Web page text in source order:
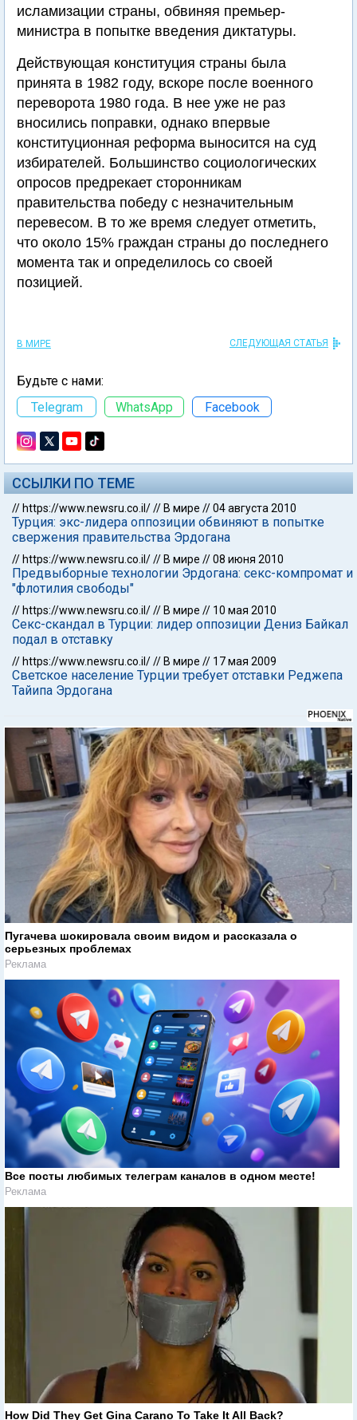
исламизации страны, обвиняя премьер-
министра в попытке введения диктатуры.
Действующая конституция страны была
принята в 1982 году, вскоре после военного
переворота 1980 года. В нее уже не раз
вносились поправки, однако впервые
конституционная реформа выносится на суд
избирателей. Большинство социологических
опросов предрекает сторонникам
правительства победу с незначительным
перевесом. В то же время следует отметить,
что около 15% граждан страны до последнего
момента так и определилось со своей
позицией.
В МИРЕ СЛЕДУЮЩАЯ СТАТЬЯ
Будьте с нами:
Telegram
WhatsApp Facebook
ССЫЛКИ ПО ТЕМЕ
// https://www.newsru.co.il/// В мире //04 августа 2010
Турция: экс-лидера оппозиции обвиняют в попытке
свержения правительства Эрдогана
// https://www.newsru.co.il/// В мире //08 июня 2010
Предвыборные технологии Эрдогана: секс-компромат и
"флотилия свободы"
// https://www.newsru.co.il/// В мире // 10 мая 2010
Секс-скандал в Турции: лидер оппозиции Дениз Байкал
подал в отставку
// https://www.newsru.co.il/// В мире // 17 мая 2009
Светское население Турции требует отставки Реджепа
Тайипа Эрдогана
Пугачева шокировала своим видом и рассказала о
серьезных проблемах
Реклама
Все посты любимых телеграм каналов в одном месте!
Реклама
How Did They Get Gina Carano To Take It All Back?